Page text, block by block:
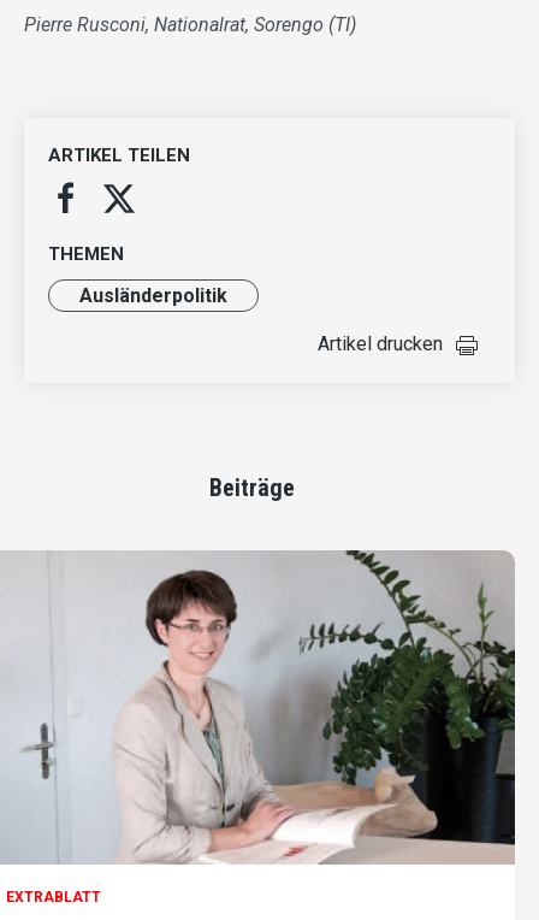
Pierre Rusconi, Nationalrat, Sorengo (TI)
ARTIKEL TEILEN
THEMEN
Ausländer­politik
Artikel drucken
Beiträge
EXTRABLATT